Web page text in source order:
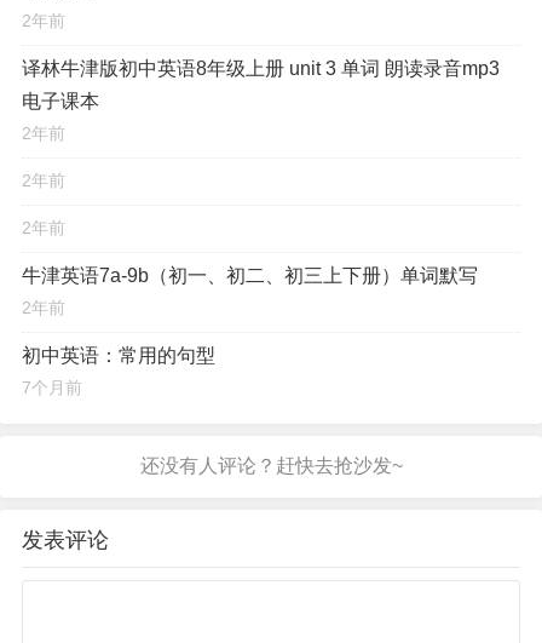
2年前
译林牛津版初中英语8年级上册 unit 3 单词 朗读录音mp3
电子课本
2年前
2年前
2年前
牛津英语7a-9b（初一、初二、初三上下册）单词默写
2年前
初中英语：常用的句型
7个月前
发表评论